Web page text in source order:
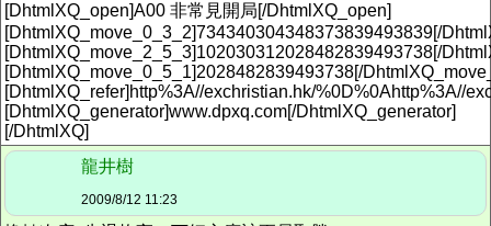
[DhtmlXQ_open]A00 非常見開局[/DhtmlXQ_open]
[DhtmlXQ_move_0_3_2]734340304348373839493839[/
[DhtmlXQ_move_2_5_3]102030312028482839493738[/
[DhtmlXQ_move_0_5_1]2028482839493738[/
[DhtmlXQ_refer]http%3A//exchristian.hk/%0D%0Ahttp%3A//
[DhtmlXQ_generator]www.dpxq.com[/DhtmlXQ_generator]
[/DhtmlXQ]
龍井樹
2009/8/12 11:23